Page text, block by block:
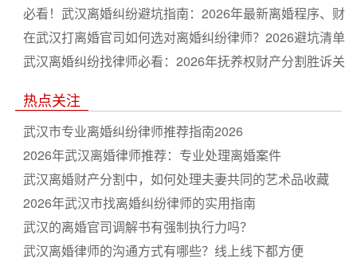
排名推荐
必看！武汉离婚纠纷避坑指南：2026年最新离婚程序、财
产分割及抚养权争夺深度解析
在武汉打离婚官司如何选对离婚纠纷律师？2026避坑清单
与谈判技巧合集
武汉离婚纠纷找律师必看：2026年抚养权财产分割胜诉关
热点关注
武汉市专业离婚纠纷律师推荐指南2026
2026年武汉离婚律师推荐：专业处理离婚案件
武汉离婚财产分割中，如何处理夫妻共同的艺术品收藏
2026年武汉市找离婚纠纷律师的实用指南
武汉的离婚官司调解书有强制执行力吗？
武汉离婚律师的沟通方式有哪些？线上线下都方便